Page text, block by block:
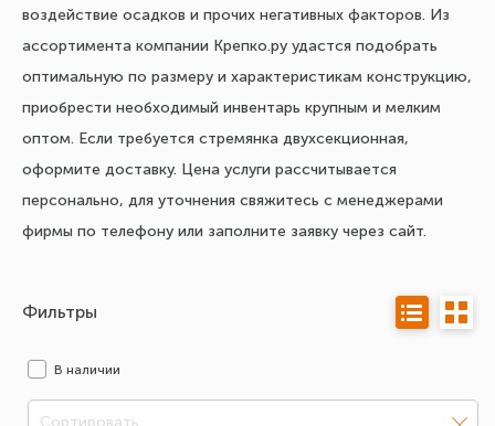
воздействие осадков и прочих негативных факторов. Из
ассортимента компании Крепко.ру удастся подобрать
оптимальную по размеру и характеристикам конструкцию,
приобрести необходимый инвентарь крупным и мелким
оптом. Если требуется стремянка двухсекционная,
оформите доставку. Цена услуги рассчитывается
персонально, для уточнения свяжитесь с менеджерами
фирмы по телефону или заполните заявку через сайт.
Фильтры
В наличии
Сортировать